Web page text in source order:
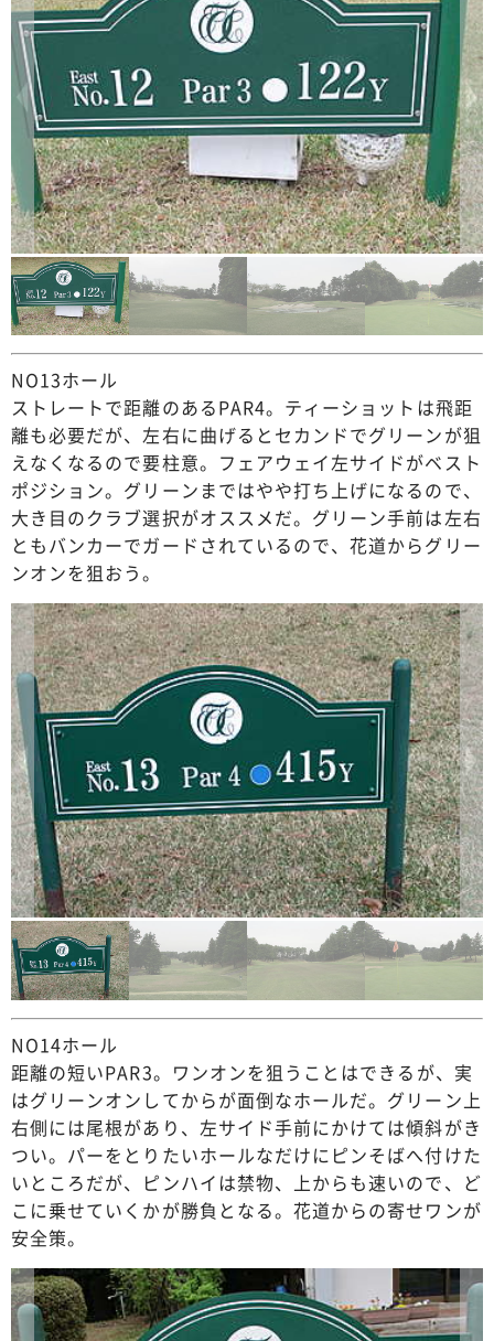
NO13ホール
ストレートで距離のあるPAR4。ティーショットは飛距
離も必要だが、左右に曲げるとセカンドでグリーンが狙
えなくなるので要柱意。フェアウェイ左サイドがベスト
ポジション。グリーンまではやや打ち上げになるので、
大き目のクラブ選択がオススメだ。グリーン手前は左右
ともバンカーでガードされているので、花道からグリー
ンオンを狙おう。
NO14ホール
距離の短いPAR3。ワンオンを狙うことはできるが、実
はグリーンオンしてからが面倒なホールだ。グリーン上
右側には尾根があり、左サイド手前にかけては傾斜がき
つい。パーをとりたいホールなだけにピンそばへ付けた
いところだが、ピンハイは禁物、上からも速いので、ど
こに乗せていくかが勝負となる。花道からの寄せワンが
安全策。